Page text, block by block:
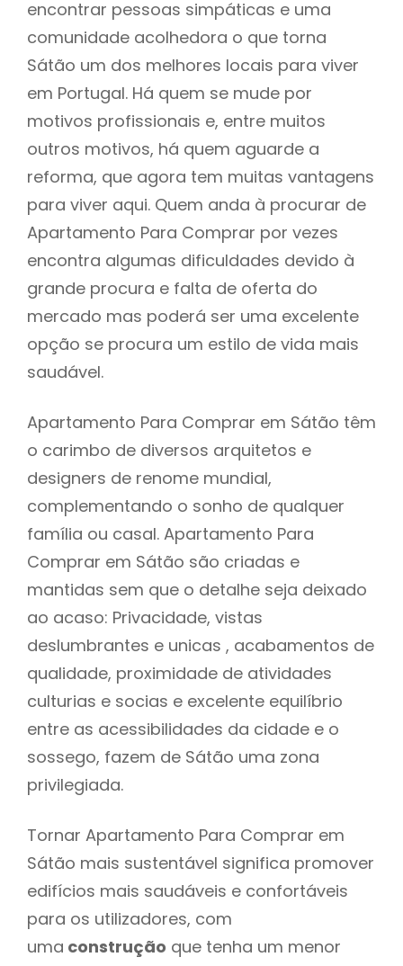
encontrar pessoas simpáticas e uma
comunidade acolhedora o que torna
Sátão um dos melhores locais para viver
em Portugal. Há quem se mude por
motivos profissionais e, entre muitos
outros motivos, há quem aguarde a
reforma, que agora tem muitas vantagens
para viver aqui. Quem anda à procurar de
Apartamento Para Comprar por vezes
encontra algumas dificuldades devido à
grande procura e falta de oferta do
mercado mas poderá ser uma excelente
opção se procura um estilo de vida mais
saudável.
Apartamento Para Comprar em Sátão têm
o carimbo de diversos arquitetos e
designers de renome mundial,
complementando o sonho de qualquer
família ou casal. Apartamento Para
Comprar em Sátão são criadas e
mantidas sem que o detalhe seja deixado
ao acaso: Privacidade, vistas
deslumbrantes e unicas , acabamentos de
qualidade, proximidade de atividades
culturias e socias e excelente equilíbrio
entre as acessibilidades da cidade e o
sossego, fazem de Sátão uma zona
privilegiada.
Tornar Apartamento Para Comprar em
Sátão mais sustentável significa promover
edifícios mais saudáveis e confortáveis
para os utilizadores, com
uma construção que tenha um menor